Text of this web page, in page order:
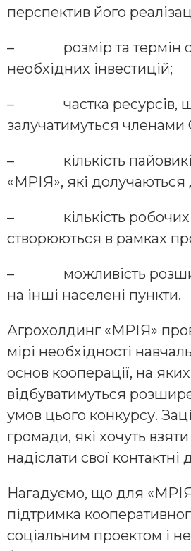
перспектив його
– розмір та термін
необхідних інвестицій;
– частка ресурсів,
залучатимуться
– кількість
«МРІЯ», які
– кількість робочих
створюються в рамках
– можливість
на інші населені пункти.
Агрохолдинг «МРІЯ»
мірі необхідності
основ кооперації, на яких
відбуватимуться
умов цього конкурсу.
громади, які хочуть
надіслати свої контактні
Нагадуємо, що для
підтримка
соціальним проектом і